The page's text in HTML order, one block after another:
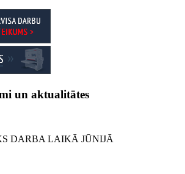
un aktualitātes
DARBA LAIKĀ JŪNIJĀ